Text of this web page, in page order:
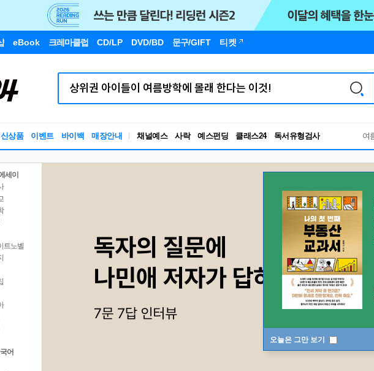
eBook 크레마클럽 CD/LP DVD/BD 문구/GIFT 티켓
신상품 이벤트 바이백 매장안내 채널예스 사락 예스펀딩 클래스24
독서유형검사
RBTI Lab
독서유형검사
여
오늘은 그만 보기
세이
트노벨
어